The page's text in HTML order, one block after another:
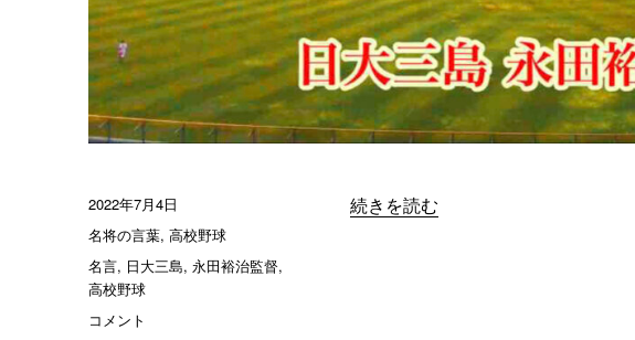
“「気持ちが強い方が勝つ」／ 日大
続きを読む
投
稿
日:
2022年7月4日
カ
テ
ゴ
リ
ー
名将の言葉,高校野球
タ
グ
名言, 日大三島,永田裕治監督,
高校野球
「気
コメント